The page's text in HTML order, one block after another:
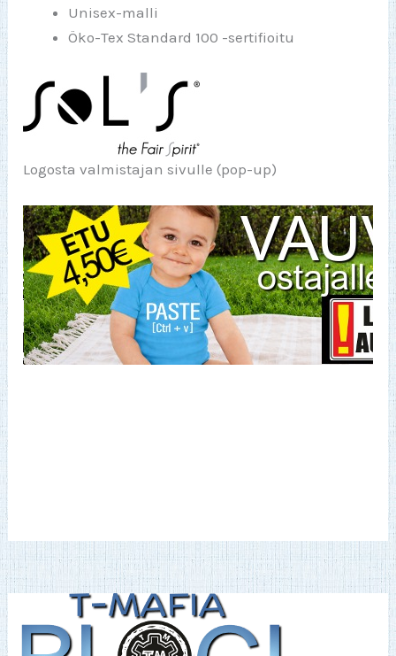
Unisex-malli
Öko-Tex Standard 100 -sertifioitu
Logosta valmistajan sivulle (pop-up)